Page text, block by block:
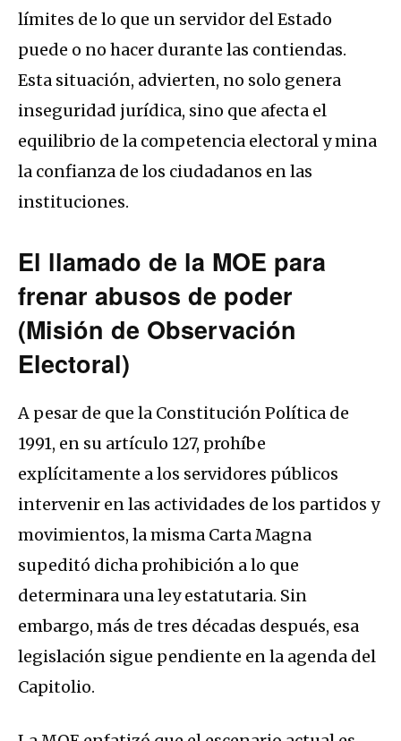
límites de lo que un servidor del Estado
puede o no hacer durante las contiendas.
Esta situación, advierten, no solo genera
inseguridad jurídica, sino que afecta el
equilibrio de la competencia electoral y mina
la confianza de los ciudadanos en las
instituciones.
El llamado de la MOE para
frenar abusos de poder
(Misión de Observación
Electoral)
A pesar de que la Constitución Política de
1991, en su artículo 127, prohíbe
explícitamente a los servidores públicos
intervenir en las actividades de los partidos y
movimientos, la misma Carta Magna
supeditó dicha prohibición a lo que
determinara una ley estatutaria. Sin
embargo, más de tres décadas después, esa
legislación sigue pendiente en la agenda del
Capitolio.